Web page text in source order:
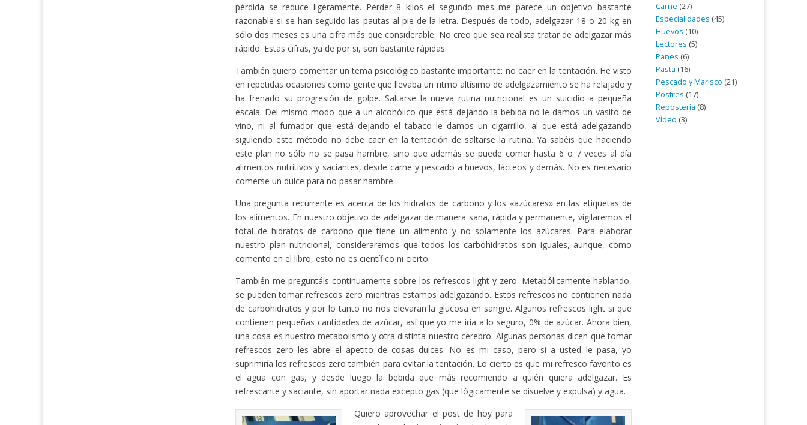
pérdida se reduce ligeramente. Perder 8 kilos el segundo mes me parece un objetivo bastante
razonable si se han seguido las pautas al pie de la letra. Después de todo, adelgazar 18 o 20 kg en
sólo dos meses es una cifra más que considerable. No creo que sea realista tratar de adelgazar más
rápido. Estas cifras, ya de por si, son bastante rápidas.
También quiero comentar un tema psicológico bastante importante: no caer en la tentación. He visto
en repetidas ocasiones como gente que llevaba un ritmo altísimo de adelgazamiento se ha relajado y
ha frenado su progresión de golpe. Saltarse la nueva rutina nutricional es un suicidio a pequeña
escala. Del mismo modo que a un alcohólico que está dejando la bebida no le damos un vasito de
vino, ni al fumador que está dejando el tabaco le damos un cigarrillo, al que está adelgazando
siguiendo este método no debe caer en la tentación de saltarse la rutina. Ya sabéis que haciendo
este plan no sólo no se pasa hambre, sino que además se puede comer hasta 6 o 7 veces al día
alimentos nutritivos y saciantes, desde carne y pescado a huevos, lácteos y demás. No es necesario
comerse un dulce para no pasar hambre.
Una pregunta recurrente es acerca de los hidratos de carbono y los «azúcares» en las etiquetas de
los alimentos. En nuestro objetivo de adelgazar de manera sana, rápida y permanente, vigilaremos el
total de hidratos de carbono que tiene un alimento y no solamente los azúcares. Para elaborar
nuestro plan nutricional, consideraremos que todos los carbohidratos son iguales, aunque, como
comento en el libro, esto no es científico ni cierto.
También me preguntáis continuamente sobre los refrescos light y zero. Metabólicamente hablando,
se pueden tomar refrescos zero mientras estamos adelgazando. Estos refrescos no contienen nada
de carbohidratos y por lo tanto no nos elevaran la glucosa en sangre. Algunos refrescos light si que
contienen pequeñas cantidades de azúcar, así que yo me iría a lo seguro, 0% de azúcar. Ahora bien,
una cosa es nuestro metabolismo y otra distinta nuestro cerebro. Algunas personas dicen que tomar
refrescos zero les abre el apetito de cosas dulces. No es mi caso, pero si a usted le pasa, yo
suprimiría los refrescos zero también para evitar la tentación. Lo cierto es que mi refresco favorito es
el agua con gas, y desde luego la bebida que más recomiendo a quién quiera adelgazar. Es
refrescante y saciante, sin aportar nada excepto gas (que lógicamente se disuelve y expulsa) y agua.
Quiero aprovechar el post de hoy para
Carne (27)
Especialidades (45)
Huevos (10)
Lectores (5)
Panes (6)
Pasta (16)
Pescado y Marisco (21)
Postres (17)
Repostería (8)
Vídeo (3)